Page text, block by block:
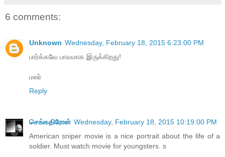
6 comments:
Unknown Wednesday, February 18, 2015 6:23:00 PM
பார்க்கவே பாவமாக இருக்கிறது!
மலர்
Reply
செங்கதிரோன் Wednesday, February 18, 2015 10:19:00 PM
American sniper movie is a nice portrait about the life of a
soldier. Must watch movie for youngsters. s